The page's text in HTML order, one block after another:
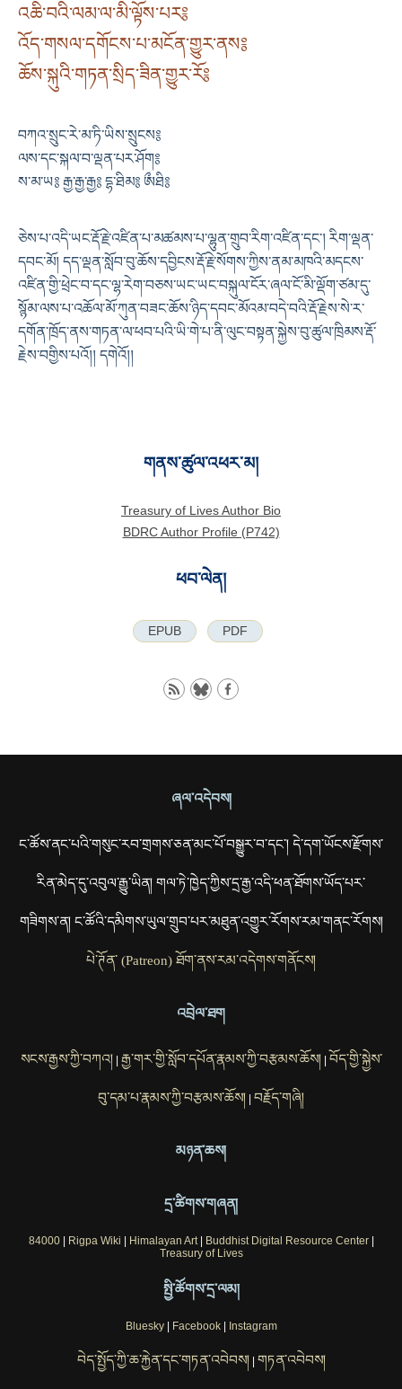
འཆི་བའི་ལམ་ལ་མི་ལྟོས་པར༔
འོད་གསལ་དགོངས་པ་མངོན་གྱུར་ནས༔
ཆོས་སྐུའི་གཏན་སྲིད་ཟིན་གྱུར་རོ༔
བཀའ་སྲུང་རེ་མ་ཏི་ཡིས་སྲུངས༔
ལས་དང་སྐལ་བ་ལྡན་པར་ཤོག༔
ས་མ་ཡ༔ རྒྱ་རྒྱ་རྒྱ༔ དྷ་ཐིམ༔ ཨྀཐི༔
ཅེས་པ་འདི་ཡང་རྡོ་རྗེ་འཛིན་པ་མཚམས་པ་ལྷུན་གྲུབ་རིག་འཛིན་དང་། རིག་ལྡན་
དབང་མོ། དད་ལྡན་སློབ་བུ་ཆོས་དབྱིངས་རྡོ་རྗེ་སོགས་ཀྱིས་ནམ་མཁའི་མདངས་
འཛིན་གྱི་ཕྲེང་བ་དང་ལྷ་རེག་བཅས་ཡང་ཡང་བསྐུལ་ངོར་ཞལ་ངོ་མི་ལྡོག་ཙམ་དུ་
སྙོམ་ལས་པ་འཆོལ་མོ་ཀུན་བཟང་ཆོས་ཉིད་དབང་མོའམ་བདེ་བའི་རྡོ་རྗེས་སེ་ར་
དགོན་ཁྲོད་ནས་གཏན་ལ་ཕབ་པའི་ཡི་གེ་པ་ནི་ལུང་བསྟན་སྐྱེས་བུ་ཚུལ་ཁྲིམས་རྡོ་
རྗེས་བགྱིས་པའོ།། དགེའོ།།
གནས་ཚུལ་འཕར་མ།
Treasury of Lives Author Bio
BDRC Author Profile (P742)
ཕབ་ལེན།
EPUB PDF
ཞལ་འདེབས།
ང་ཚོས་ནང་པའི་གསུང་རབ་གྲགས་ཅན་མང་པོ་བསྒྱུར་བ་དང་། དེ་དག་ཡོངས་རྫོགས་
རིན་མེད་དུ་འབུལ་རྒྱུ་ཡིན། གལ་ཏེ་ཁྱེད་ཀྱིས་དྲ་རྒྱ་འདི་ཕན་ཐོགས་ཡོད་པར་
གཟིགས་ན། ང་ཚོའི་དམིགས་ཡུལ་གྲུབ་པར་མཐུན་འགྱུར་རོགས་རམ་གནང་རོགས།
པེ་ཊོན་ (Patreon) ཐོག་ནས་རམ་འདེགས་གནོངས།
འབྲེལ་ཐག
སངས་རྒྱས་ཀྱི་བཀའ།| རྒྱ་གར་གྱི་སློབ་དཔོན་རྣམས་ཀྱི་བརྩམས་ཆོས།| བོད་གྱི་སྐྱེས་
བུ་དམ་པ་རྣམས་ཀྱི་བརྩམས་ཆོས། | བརྗོད་གཞི།
མཉན་ཆས།
དྲ་ཚིགས་གཞན།
84000| Rigpa Wiki | Himalayan Art| Buddhist Digital Resource Center|
Treasury of Lives
སྤྱི་ཚོགས་དྲ་ལམ།
Bluesky| Facebook| Instagram
བེད་སྤྱོད་ཀྱི་ཆ་རྐྱེན་དང་གཏན་འབེབས།| གཏན་འབེབས།